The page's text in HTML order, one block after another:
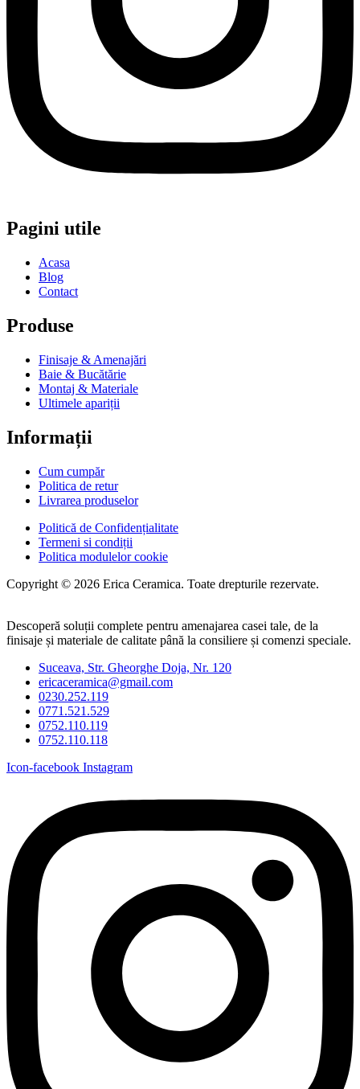
Pagini utile
Acasa
Blog
Contact
Produse
Finisaje & Amenajări
Baie & Bucătărie
Montaj & Materiale
Ultimele apariții
Informații
Cum cumpăr
Politica de retur
Livrarea produselor
Politică de Confidențialitate
Termeni si condiții
Politica modulelor cookie
Copyright © 2026 Erica Ceramica. Toate drepturile rezervate.
Descoperă soluții complete pentru amenajarea casei tale, de la
finisaje și materiale de calitate până la consiliere și comenzi speciale.
Suceava, Str. Gheorghe Doja, Nr. 120
ericaceramica@gmail.com
0230.252.119
0771.521.529
0752.110.119
0752.110.118
Icon-facebook Instagram